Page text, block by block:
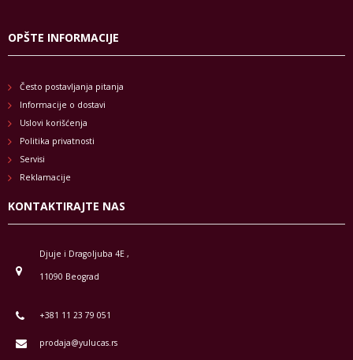
OPŠTE INFORMACIJE
Često postavljanja pitanja
Informacije o dostavi
Uslovi korišćenja
Politika privatnosti
Servisi
Reklamacije
KONTAKTIRAJTE NAS
Djuje i Dragoljuba 4E ,
11090 Beograd
+381 11 23 79 051
prodaja@yulucas.rs